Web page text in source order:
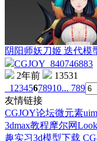
阴阳师妖刀姬 迭代模
CGJOY_840746883
2年前
13531
1 2345678910... 789
友情链接
CGJOY论坛微元素
3dmax教程摩尔网
趣实习3d模型下载